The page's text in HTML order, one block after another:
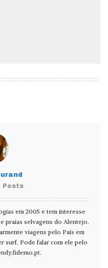
Posts
em 2005 e tem interesse
praias selvagens do Alentejo.
viagens pelo País em
surf. Pode falar com ele pelo
.